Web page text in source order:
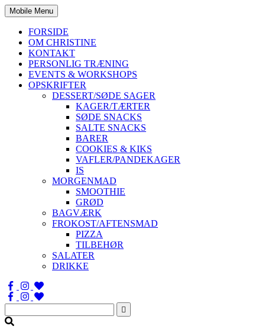
Mobile Menu
FORSIDE
OM CHRISTINE
KONTAKT
PERSONLIG TRÆNING
EVENTS & WORKSHOPS
OPSKRIFTER
DESSERT/SØDE SAGER
KAGER/TÆRTER
SØDE SNACKS
SALTE SNACKS
BARER
COOKIES & KIKS
VAFLER/PANDEKAGER
IS
MORGENMAD
SMOOTHIE
GRØD
BAGVÆRK
FROKOST/AFTENSMAD
PIZZA
TILBEHØR
SALATER
DRIKKE
Søg
efter: